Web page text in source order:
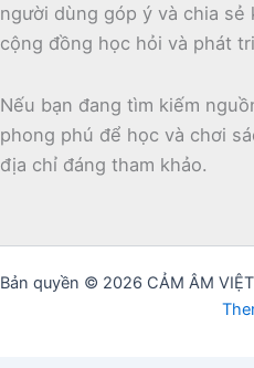
người dùng góp ý và chia
cộng đồng học hỏi và phát
Nếu bạn đang tìm kiếm
phong phú để học và chơi
địa chỉ đáng tham khảo.
Bản quyền © 2026 CẢM ÂM